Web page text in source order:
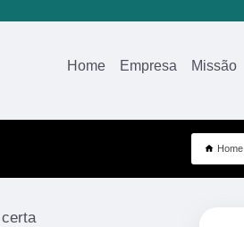
Home Empresa Missão
Home